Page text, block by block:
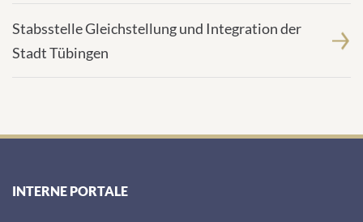
Stabsstelle Gleichstellung und Integration der
Stadt Tübingen
INTERNE PORTALE